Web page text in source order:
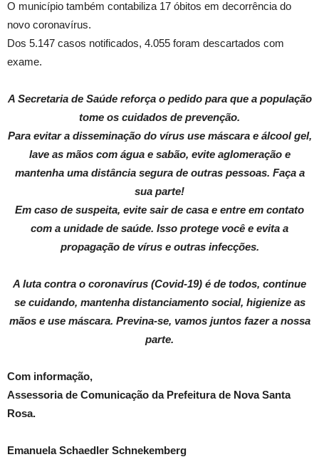
O município também contabiliza 17 óbitos em decorrência do
novo coronavírus.
Dos 5.147 casos notificados, 4.055 foram descartados com
exame.
A Secretaria de Saúde reforça o pedido para que a população
tome os cuidados de prevenção.
Para evitar a disseminação do vírus use máscara e álcool gel,
lave as mãos com água e sabão, evite aglomeração e
mantenha uma distância segura de outras pessoas. Faça a
sua parte!
Em caso de suspeita, evite sair de casa e entre em contato
com a unidade de saúde. Isso protege você e evita a
propagação de vírus e outras infecções.
A luta contra o coronavírus (Covid-19) é de todos, continue
se cuidando, mantenha distanciamento social, higienize as
mãos e use máscara. Previna-se, vamos juntos fazer a nossa
parte.
Com informação,
Assessoria de Comunicação da Prefeitura de Nova Santa
Rosa.
Emanuela Schaedler Schnekemberg